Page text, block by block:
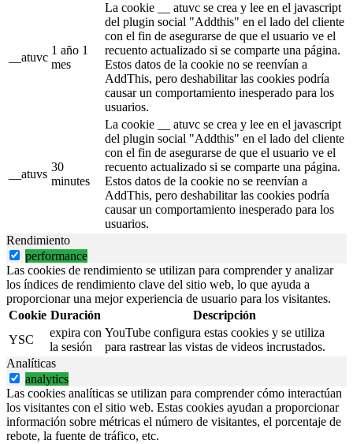
__atuvc
1 año 1
mes
La cookie __ atuvc se crea y lee en el javascript
del plugin social "Addthis" en el lado del cliente
con el fin de asegurarse de que el usuario ve el
recuento actualizado si se comparte una página.
Estos datos de la cookie no se reenvían a
AddThis, pero deshabilitar las cookies podría
causar un comportamiento inesperado para los
usuarios.
__atuvs
30
minutes
La cookie __ atuvc se crea y lee en el javascript
del plugin social "Addthis" en el lado del cliente
con el fin de asegurarse de que el usuario ve el
recuento actualizado si se comparte una página.
Estos datos de la cookie no se reenvían a
AddThis, pero deshabilitar las cookies podría
causar un comportamiento inesperado para los
usuarios.
Rendimiento
performance
Las cookies de rendimiento se utilizan para comprender y analizar
los índices de rendimiento clave del sitio web, lo que ayuda a
proporcionar una mejor experiencia de usuario para los visitantes.
Cookie Duración
Descripción
YSC
expira con
la sesión
YouTube configura estas cookies y se utiliza
para rastrear las vistas de videos incrustados.
Analíticas
analytics
Las cookies analíticas se utilizan para comprender cómo interactúan
los visitantes con el sitio web. Estas cookies ayudan a proporcionar
información sobre métricas el número de visitantes, el porcentaje de
rebote, la fuente de tráfico, etc.